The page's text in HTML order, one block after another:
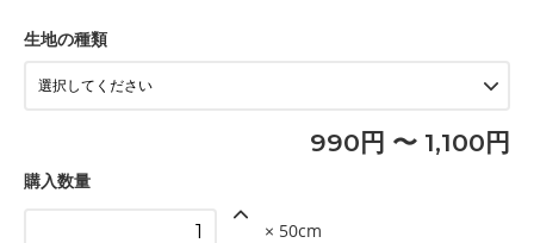
もっと詳しく見る
・工作用エプロン
もっと詳しく見る
生地の種類
990円 〜 1,100円
購入数量
× 50cm